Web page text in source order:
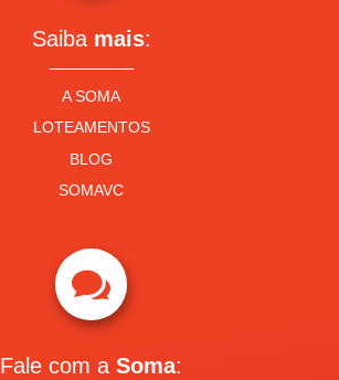
Saiba mais:
A SOMA
LOTEAMENTOS
BLOG
SOMAVC

Fale com aSoma: